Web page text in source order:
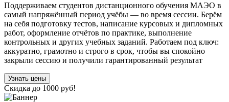
Поддерживаем студентов дистанционного обучения МАЭО в
самый напряжённый период учёбы — во время сессии. Берём
на себя подготовку тестов, написание курсовых и дипломных
работ, оформление отчётов по практике, выполнение
контрольных и других учебных заданий. Работаем под ключ:
аккуратно, грамотно и строго в срок, чтобы вы спокойно
закрыли сессию и получили гарантированный результат
Узнать цены
Скидка до 1000 руб!